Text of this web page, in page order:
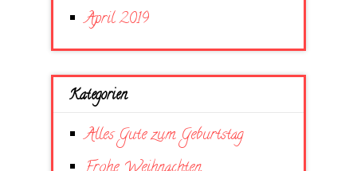
April 2019
Kategorien
Alles Gute zum Geburtstag